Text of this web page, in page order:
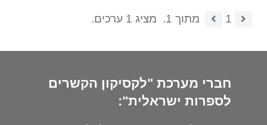
1 מתוך 1. מציג 1 ערכים.
חברי מערכת "לקסיקון הקשרים
לספרות ישראלית":